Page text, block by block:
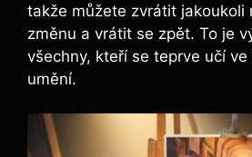
takže můžete zvrátit jakoukoli
změnu a vrátit se zpět. To je
všechny, kteří se teprve učí
umění.